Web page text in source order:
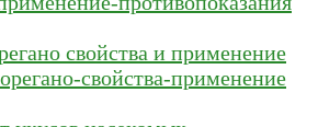
свойства и применение